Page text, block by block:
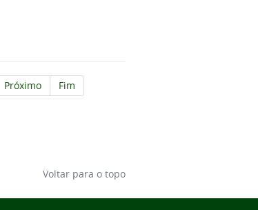
Próximo Fim
Voltar para o topo